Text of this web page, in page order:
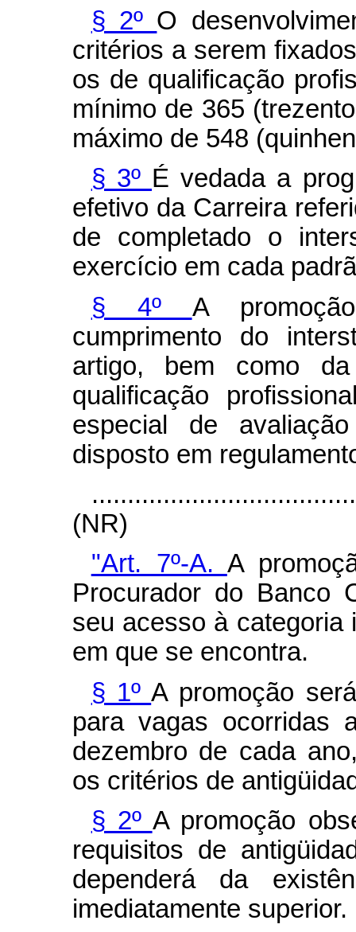
§ 2º O
critérios a serem
os de qualificação
mínimo de 365
máximo de 548
§ 3º É vedada a
efetivo da Carreira
de completado o
exercício em cada
§ 4º A
cumprimento do
artigo, bem como
qualificação
especial de
disposto em
(NR)
"Art. 7º-A. A
Procurador do Banco
seu acesso à categoria
em que se encontra.
§ 1ºA promoção
para vagas
dezembro de cada
os critérios de
§ 2º A promoção
requisitos de
dependerá da
imediatamente superior.